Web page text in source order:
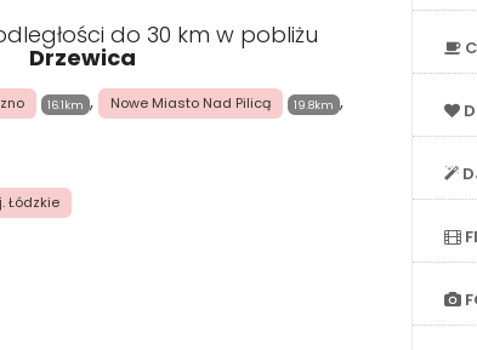
do 30 km w pobliżu
Drzewica
16.1km , Nowe Miasto Nad Pilicą 19.8km ,
Łódzkie